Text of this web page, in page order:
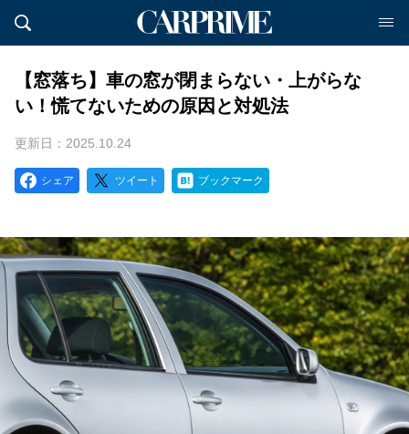
【窓落ち】車の窓が閉まらない・上がらな
い！慌てないための原因と対処法
更新日：2025.10.24
シェア ツイート ブックマーク